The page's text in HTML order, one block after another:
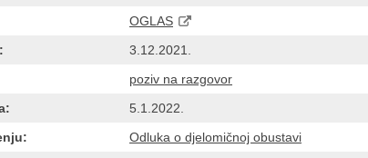
OGLAS
3.12.2021.
poziv na razgovor
5.1.2022.
Odluka o djelomičnoj obustavi